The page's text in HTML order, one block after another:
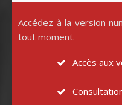
Accédez à la version
tout moment.
Accès aux